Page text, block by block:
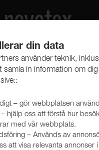
Konstläder Konstläder &
din data
använder teknik,
samla in information om
– gör webbplatsen
hjälp oss att förstå hur
med vår webbplats.
– Används av
att visa relevanta annonser